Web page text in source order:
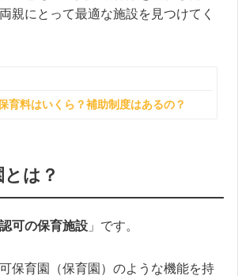
親にとって最適な施設を見つけてく
育料はいくら？補助制度はあるの？
は？
認可の保育施設 」です。
保育園（保育園）のような機能を持